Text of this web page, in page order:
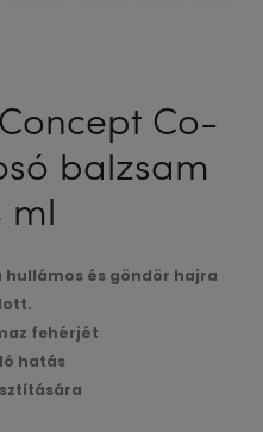
Co-
balzsam
ml
hullámos és göndör hajra
fehérjét
hatás